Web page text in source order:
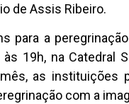
de Assis Ribeiro.
para a
19h, na Catedral
as instituições
com a